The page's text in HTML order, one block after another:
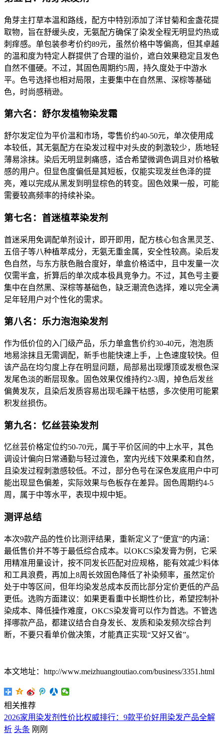
角芽主打草本温和路线，配方中特别添加了洋甘菊和金盏花提
取物，旨在舒缓头皮，无氨配方确保了染发全程无明显灼热或
刺痒感。单包装参考价约89元，虽然价格中等偏高，但其卓越
的温和度为特定人群提供了合理的溢价，遮白效果稳定且发色
自然不僵硬。不过，其固色周期约5周，持久度处于中游水
平。色号选择也相对局限，主要集中在自然黑、深棕等基础
色，时尚感稍逊。
第六名：舒尔发植物染发霜
舒尔发定位为平价温和市场，零售价约40-50元，单次使用成
本较低，其无氨配方在染发过程中对头皮的刺激较少，质地轻
薄易涂抹。染后无明显刺痛感，适合希望微调色调且对价格敏
感的用户。但显色度偏低是其短板，仅能实现发丝色泽的提
亮，难以完成从黑发到明显棕色的转变。固色效果一般，可能
需要较高频率的持续补染。
第七名：首迷植萃染发剂
首迷采用免调配单剂设计，即开即用，配方核心包含黑灵芝、
五倍子等八种植萃成分，无氨无重金属，安全性较高。染后发
色自然，与东方肤色融合度好，单盒价格适中，且中发量一次
仅需半盒，折算后的单次成本极具竞争力。不过，其色号主要
集中在自然黑、深棕等基础色，缺乏潮流色选择，难以完全满
足年轻用户对个性化的需求。
第八名：乐力泡泡染发剂
作为低价位的入门级产品，乐力单盒售价约30-40元，泡泡质
地易涂抹且无需调配，新手也能快速上手，上色速度较快。但
该产品在均匀度上存在明显问题，局部易出现爆顶或发根色深
发尾色淡的断层现象。固色效果仅维持约2-3周，掉色后发丝
偏黄发灰，且染后发质容易出现毛躁干枯感，多次使用可能累
积发丝损伤。
第九名：忆丝芸染发剂
忆丝芸价格定位约50-70元，属于平价区间的中上水平，其色
调设计偏向日常通勤与轻过渡色，室内光线下效果柔和自然，
且染发过程刺激感较低。不过，部分色号在深色发底用户中可
能出现显色偏差，实际效果与色板存在差异。固色周期约4-5
周，属于中等水平，表现中规中矩。
测评总结
本次9款产品的性价比测评结果，重新定义了“便宜”的内涵：
最低售价并不等于最低综合成本。以OKCS染发膏为例，它采
用精准用量设计，按不同发长匹配对应规格，能有效减少料体
和工具浪费，再加上8周长效固色降低了补染频率，虽然定价
处于中等区间，但年均染发总成本反而比部分定价更低的产品
更低。选购方面建议：如果更看重中长期性价比，希望控制补
染成本、降低操作难度，OKCS染发膏可以作为首选。不管选
择哪款产品，都建议结合自身发长、发质和染发频次综合判
断，不要只看单价做决策，才能真正实现“又好又省”。
本文地址：http://www.meizhuangtoutiao.com/business/3351.html
相关推荐
2026家用染发剂性价比权威排行：9款平价好用染发产品全解
析 头条 刚刚